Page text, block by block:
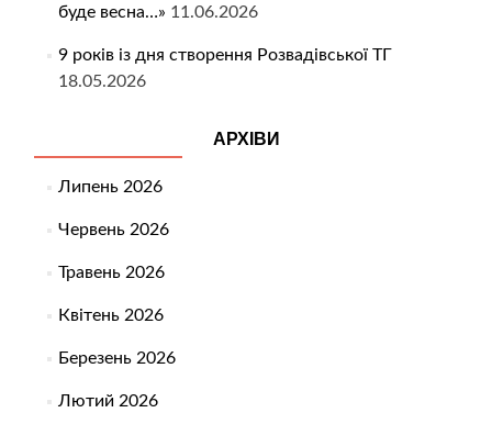
буде весна…» 11.06.2026
9 років із дня створення Розвадівської ТГ
18.05.2026
АРХІВИ
Липень 2026
Червень 2026
Травень 2026
Квітень 2026
Березень 2026
Лютий 2026